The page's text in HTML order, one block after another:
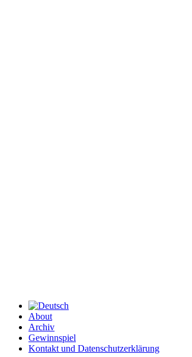
About
Archiv
Gewinnspiel
Kontakt und Datenschutzerklärung